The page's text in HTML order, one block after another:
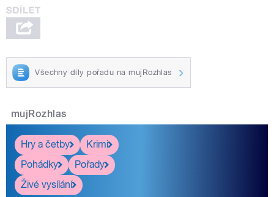
Všechny díly pořadu na mujRozhlas
mujRozhlas
Hry a četby
Krimi
Pohádky
Pořady
Živé vysílání